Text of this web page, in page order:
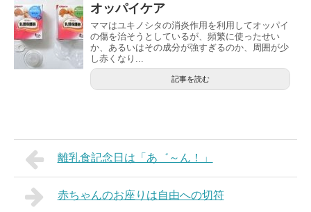
オッパイケア
ママはユキノシタの消炎作用を利用してオッパイ
の傷を治そうとしているが、頻繁に使ったせい
か、あるいはその成分が強すぎるのか、周囲が少
し赤くなり...
記事を読む
離乳食記念日は「あ゛～ん！」
赤ちゃんのお座りは自由への切符